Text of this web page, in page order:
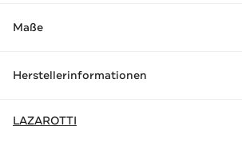
Maße
Herstellerinformationen
LAZAROTTI